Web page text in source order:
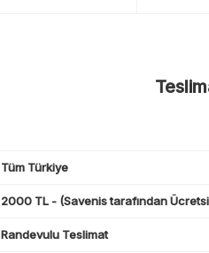
Tüm Türkiye
2000 TL - (Savenis tarafından
Randevulu Teslimat